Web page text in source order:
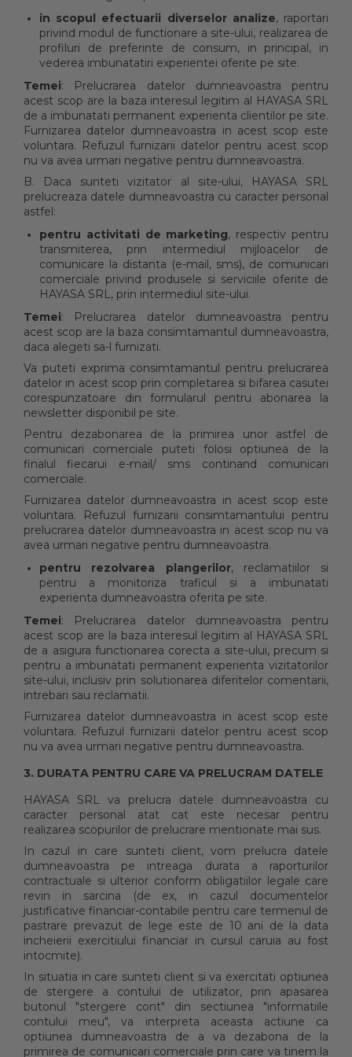
in scopul efectuarii diverselor analize, raportari
privind modul de functionare a site-ului, realizarea de
profiluri de preferinte de consum, in principal, in
vederea imbunatatiri experientei oferite pe site.
Temei: Prelucrarea datelor dumneavoastra pentru
acest scop are la baza interesul legitim al HAYASA SRL
de a imbunatati permanent experienta clientilor pe site.
Furnizarea datelor dumneavoastra in acest scop este
voluntara. Refuzul furnizarii datelor pentru acest scop
nu va avea urmari negative pentru dumneavoastra.
B. Daca sunteti vizitator al site-ului, HAYASA SRL
prelucreaza datele dumneavoastra cu caracter personal
astfel:
pentru activitati de marketing, respectiv pentru
transmiterea, prin intermediul mijloacelor de
comunicare la distanta (e-mail, sms), de comunicari
comerciale privind produsele si serviciile oferite de
HAYASA SRL, prin intermediul site-ului.
Temei: Prelucrarea datelor dumneavoastra pentru
acest scop are la baza consimtamantul dumneavoastra,
daca alegeti sa-l furnizati.
Va puteti exprima consimtamantul pentru prelucrarea
datelor in acest scop prin completarea si bifarea casutei
corespunzatoare din formularul pentru abonarea la
newsletter disponibil pe site.
Pentru dezabonarea de la primirea unor astfel de
comunicari comerciale puteti folosi optiunea de la
finalul fiecarui e-mail/ sms continand comunicari
comerciale.
Furnizarea datelor dumneavoastra in acest scop este
voluntara. Refuzul furnizarii consimtamantului pentru
prelucrarea datelor dumneavoastra in acest scop nu va
avea urmari negative pentru dumneavoastra.
pentru rezolvarea plangerilor, reclamatiilor si
pentru a monitoriza traficul si a imbunatati
experienta dumneavoastra oferita pe site.
Temei: Prelucrarea datelor dumneavoastra pentru
acest scop are la baza interesul legitim al HAYASA SRL
de a asigura functionarea corecta a site-ului, precum si
pentru a imbunatati permanent experienta vizitatorilor
site-ului, inclusiv prin solutionarea diferitelor comentarii,
intrebari sau reclamatii.
Furnizarea datelor dumneavoastra in acest scop este
voluntara. Refuzul furnizarii datelor pentru acest scop
nu va avea urmari negative pentru dumneavoastra.
3. DURATA PENTRU CARE VA PRELUCRAM DATELE
HAYASA SRL va prelucra datele dumneavoastra cu
caracter personal atat cat este necesar pentru
realizarea scopurilor de prelucrare mentionate mai sus.
In cazul in care sunteti client, vom prelucra datele
dumneavoastra pe intreaga durata a raporturilor
contractuale si ulterior conform obligatiilor legale care
revin in sarcina (de ex, in cazul documentelor
justificative financiar-contabile pentru care termenul de
pastrare prevazut de lege este de 10 ani de la data
incheierii exercitiului financiar in cursul caruia au fost
intocmite).
In situatia in care sunteti client si va exercitati optiunea
de stergere a contului de utilizator, prin apasarea
butonul "stergere cont" din sectiunea "informatiile
contului meu", va interpreta aceasta actiune ca
optiunea dumneavoastra de a va dezabona de la
primirea de comunicari comerciale prin care va tinem la